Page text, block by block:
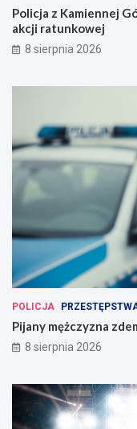
Policja z Kamiennej
akcji ratunkowej
8 sierpnia 2026
POLICJA
Pijany mężczyzna
8 sierpnia 2026